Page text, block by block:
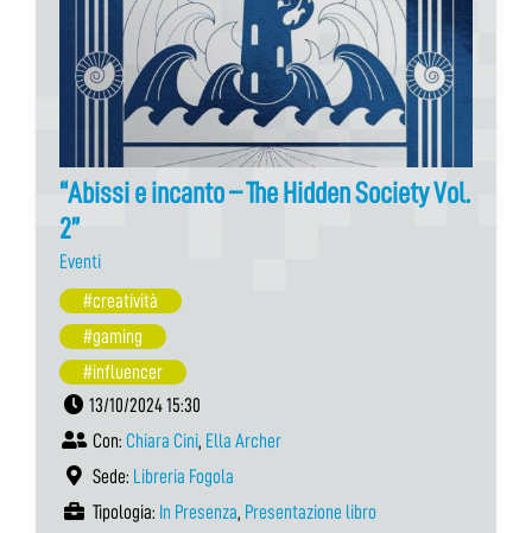
“Abissi e incanto – The Hidden Society Vol.
2”
Eventi
#creatività
#gaming
#influencer
13/10/2024 15:30
Con: Chiara Cini, Ella Archer
Sede: Libreria Fogola
Tipologia: In Presenza, Presentazione libro